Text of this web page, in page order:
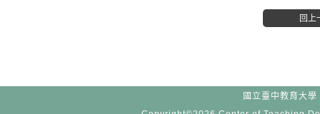
國立臺中教育大